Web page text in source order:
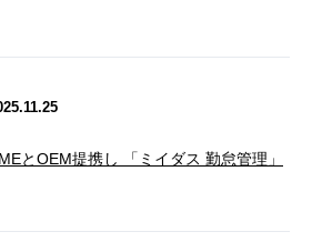
とOEM提携し 「ミイダス 勤怠管理」